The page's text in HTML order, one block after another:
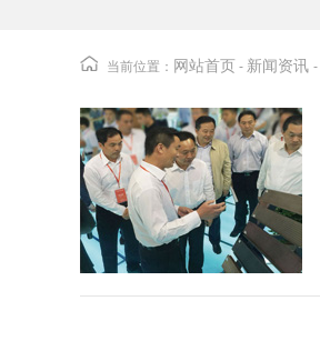
当前位置： 网站首页 - 新闻资讯 -